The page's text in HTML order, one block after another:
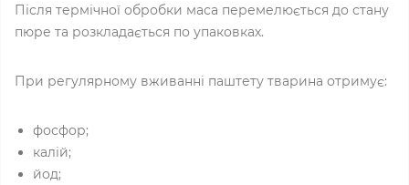
Після термічної обробки маса перемелюється до стану
пюре та розкладається по упаковках.
При регулярному вживанні паштету тварина отримує:
фосфор;
калій;
йод;